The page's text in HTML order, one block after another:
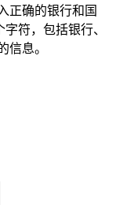
正确的银行和国
符，包括银行、
息。